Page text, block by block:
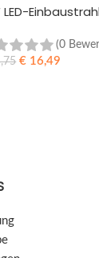
LED-
(0
€ 16,49